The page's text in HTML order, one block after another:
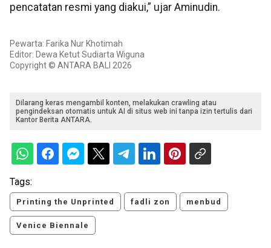
pencatatan resmi yang diakui,” ujar Aminudin.
Pewarta: Farika Nur Khotimah
Editor: Dewa Ketut Sudiarta Wiguna
Copyright © ANTARA BALI 2026
Dilarang keras mengambil konten, melakukan crawling atau
pengindeksan otomatis untuk AI di situs web ini tanpa izin tertulis dari
Kantor Berita ANTARA.
Tags:
Printing the Unprinted fadli zon menbud
Venice Biennale